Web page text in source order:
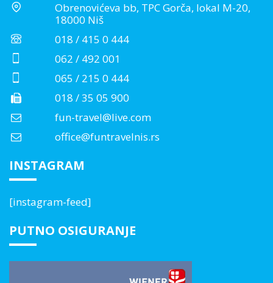
Obrenovićeva bb, TPC Gorča, lokal M-20,
18000 Niš
018 / 415 0 444
062 / 492 001
065 / 215 0 444
018 / 35 05 900
fun-travel@live.com
office@funtravelnis.rs
INSTAGRAM
[instagram-feed]
PUTNO OSIGURANJE